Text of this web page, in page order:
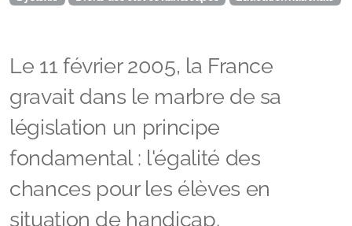
gravait dans le marbre de sa
législation un principe
fondamental : l'égalité des
chances pour les élèves en
situation de handicap.